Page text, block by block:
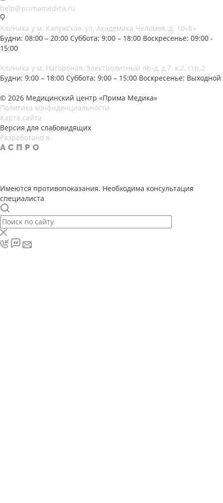
help@primamedica.ru
Клиника у м. Калужская, ул. Академика Челомея, д. 10«Б»
Будни: 08:00 – 20:00 Суббота: 9:00 – 18:00 Воскресенье: 09:00 -
15:00
Клиника у м. Нагороная, Электролитный пр-д, д.7, к.2, стр.2
Будни: 9:00 – 18:00 Суббота: 9:00 – 15:00 Воскресенье: Выходной
© 2026 Медицинский центр «Прима Медика»
Политика конфиденциальности
Карта сайта
Версия для слабовидящих
Разработано в
Имеются противопоказания. Необходима консультация
специалиста